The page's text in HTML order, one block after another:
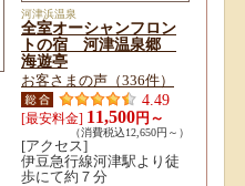
河津浜温泉
全室オーシャンフロン
トの宿 河津温泉郷
海遊亭
お客さまの声（336件）
4.49
[最安料金] 11,500円～
（消費税込12,650円～）
[アクセス]
伊豆急行線河津駅より徒
歩にて約７分